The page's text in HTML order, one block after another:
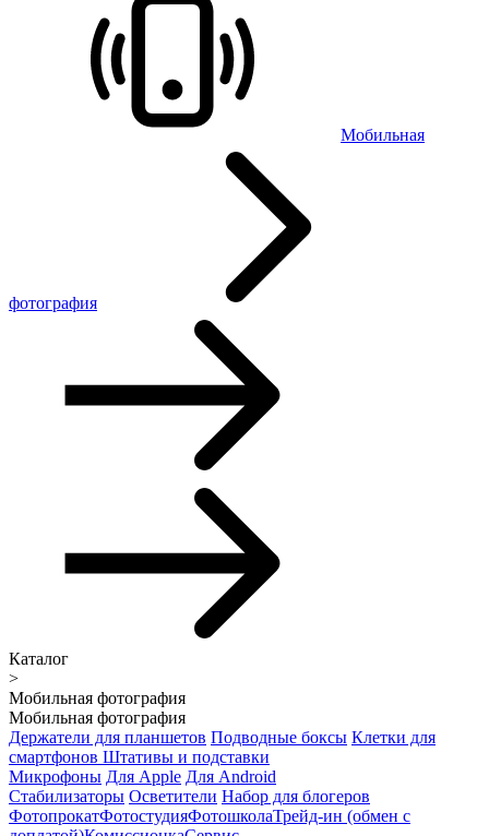
Мобильная
фотография
Каталог
>
Мобильная фотография
Мобильная фотография
Держатели для планшетов Подводные боксы Клетки для
смартфонов Штативы и подставки
Микрофоны Для Apple Для Android
Стабилизаторы Осветители Набор для блогеров
ФотопрокатФотостудияФотошколаТрейд-ин (обмен с